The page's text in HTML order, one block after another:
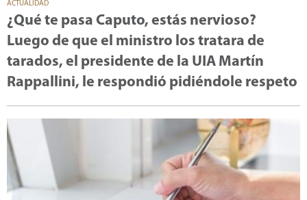
ACTUALIDAD
¿Qué te pasa Caputo, estás nervioso?
Luego de que el ministro los tratara de
tarados, el presidente de la UIA Martín
Rappallini, le respondió pidiéndole respeto